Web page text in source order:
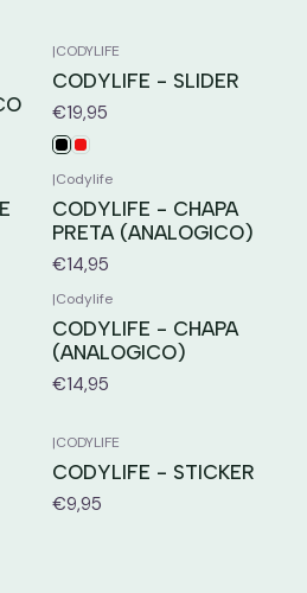
|CODYLIFE
CODYLIFE - SLIDER
€19,95
|Codylife
CODYLIFE - CHAPA
PRETA (ANALOGICO)
€14,95
|Codylife
CODYLIFE - CHAPA
(ANALOGICO)
€14,95
|CODYLIFE
CODYLIFE - STICKER
€9,95